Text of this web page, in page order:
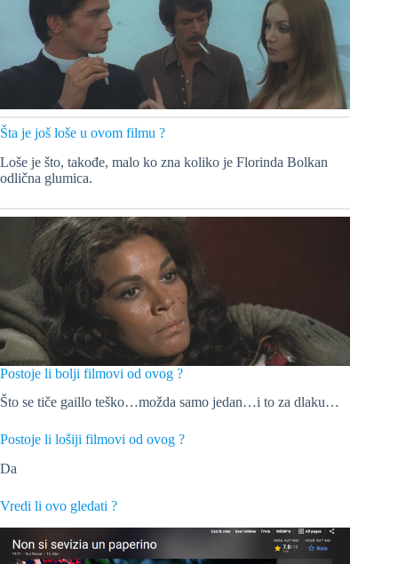
Šta je još loše u ovom filmu ?
Loše je što, takođe, malo ko zna koliko je Florinda Bolkan
odlična glumica.
Postoje li bolji filmovi od ovog ?
Što se tiče gaillo teško…možda samo jedan…i to za dlaku…
Postoje li lošiji filmovi od ovog ?
Da
Vredi li ovo gledati ?